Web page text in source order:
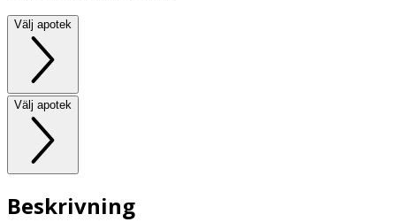
Välj apotek
Välj apotek
Beskrivning